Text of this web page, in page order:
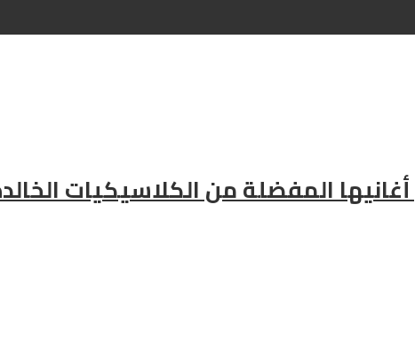
أغانيها المفضلة من الكلاسيكيات